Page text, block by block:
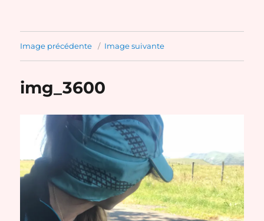
Image précédente Image suivante
img_3600